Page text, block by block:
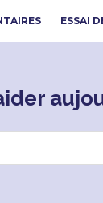
ESSAI